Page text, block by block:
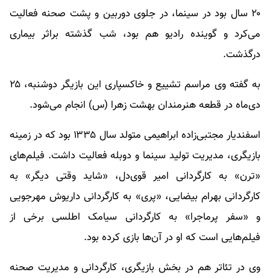
۲۰ سال بود در سینما، در جلوی دوربین و پشت صحنه فعالیت
می‌کرد و گوینده رادیو هم بود، شب گذشته براثر بیماری
درگذشت.
به گفته وی مراسم تشییع و خاکسپاری این بازیگر دوشنبه، ۲۵
دی‌ماه در قطعه هنرمندان بهشت زهرا (س) انجام می‌شود.
اسفندیار مجتبی‌زاده ابراهیمی متولد سال ۱۳۳۵ بود که در زمینه
بازیگری، مدیریت تولید سینما و دوبله فعالیت داشت. فیلم‌های
«ترن» به کارگردانی امیر قوی‌دل، «شاید وقتی دیگر» به
کارگردانی بهرام بیضایی، «پری» به کارگردانی داریوش مهرجویی
و «سفر پرماجرا» به کارگردانی سیامک اطلسی برخی از
فیلم‌هایی است که او در آن‌ها بازی کرده بود.
وی در تئاتر هم در بخش بازیگری، کارگردانی و مدیریت صحنه